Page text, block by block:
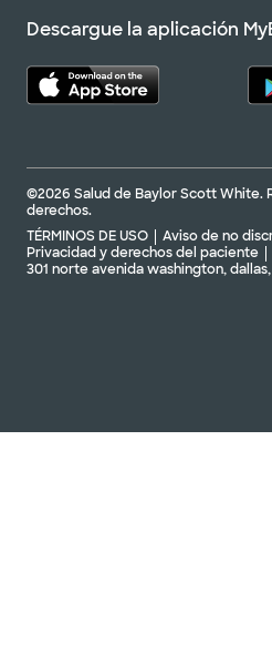
Descargue la aplicación
©2026 Salud de Baylor Scott White.
derechos.
TÉRMINOS DE USO
Aviso de no
Privacidad y derechos del paciente
301 norte avenida washington,